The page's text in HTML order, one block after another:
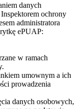
danych
ochrony
administratora
ePUAP:
w ramach
umownym a ich
prowadzenia
danych osobowych,